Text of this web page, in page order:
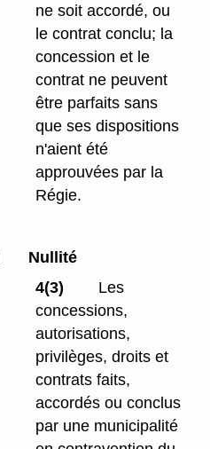
ne soit accordé, ou
le contrat conclu; la
concession et le
contrat ne peuvent
être parfaits sans
que ses dispositions
n'aient été
approuvées par la
Régie.
Nullité
4(3)
Les
concessions,
autorisations,
privilèges, droits et
contrats faits,
accordés ou conclus
par une municipalité